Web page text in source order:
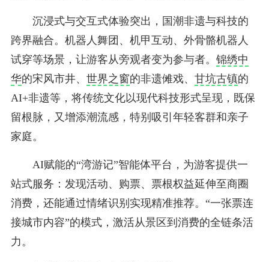
沉浸式与交互式体验突出，国潮非遗与科技的
跨界融合。机器人舞团、机甲互动、外骨骼机器人
试穿等场景，让游客从旁观者变为参与者。 锦绣中
华的宋风市井、 世界之窗的非遗傩戏、 甘坑古镇的
AI+非遗等，将传统文化以现代科技形式呈现，既保
留根脉，又增添潮流感，特别吸引年轻客群和亲子
家庭。
AI赋能的“湾游记”智能体平台，为游客提供一
站式服务：发现活动、购票、票根权益延伸至商圈
消费，还能通过情绪识别实现精准推荐。“一张票连
接城市内容”的模式，激活从景区到消费的全链条活
力。